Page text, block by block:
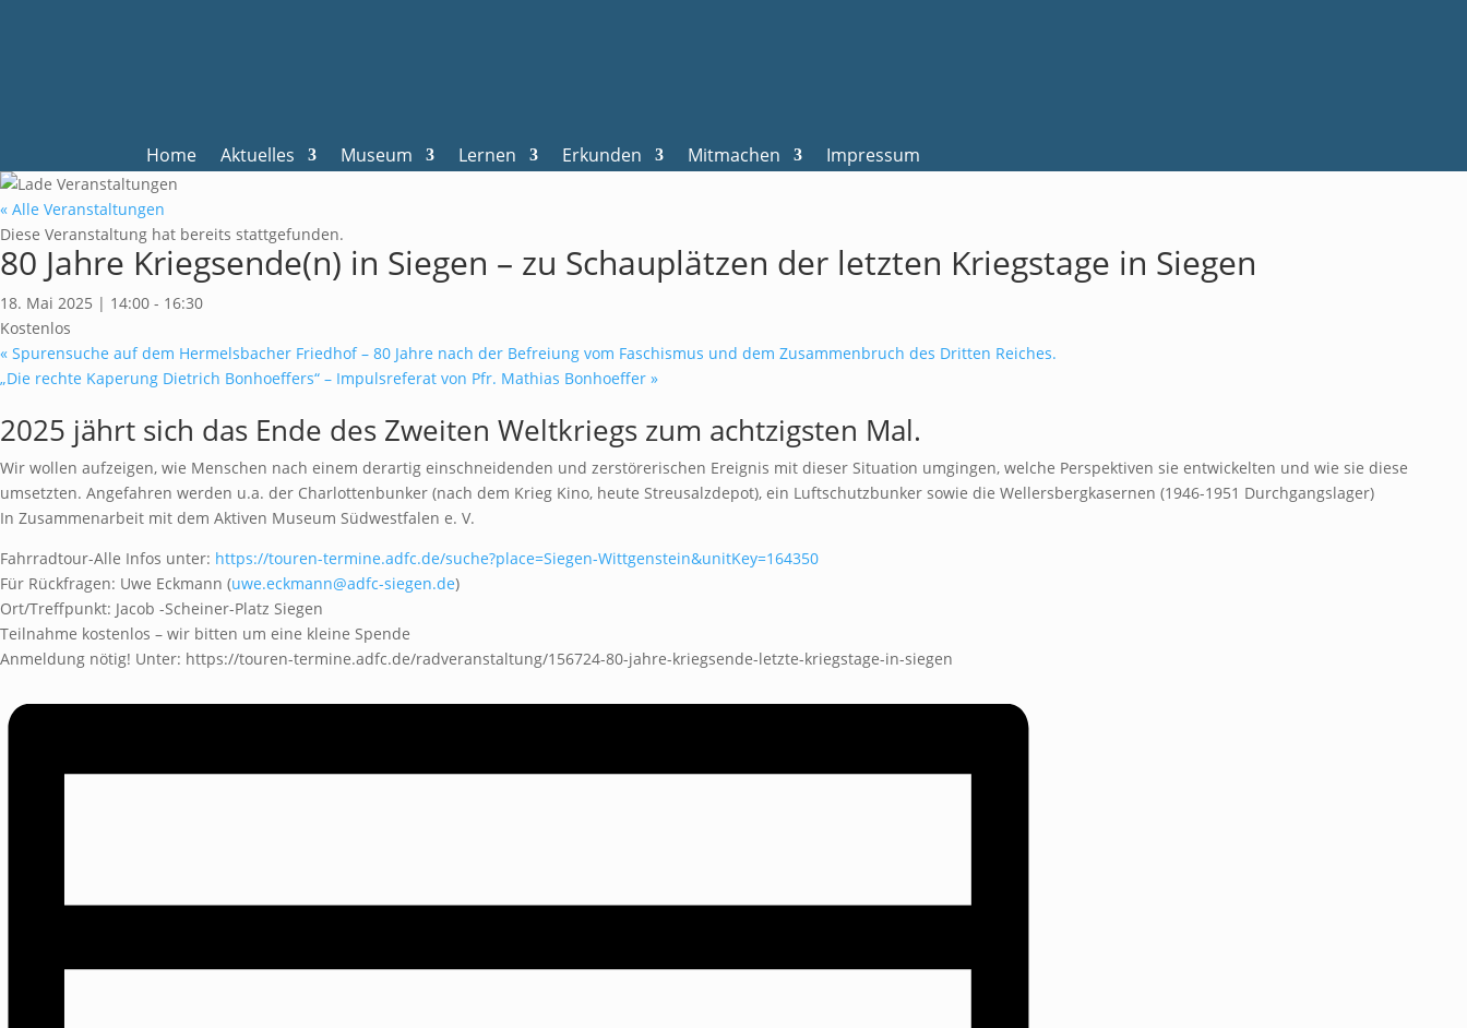
Home Aktuelles Museum Lernen Erkunden Mitmachen Impressum
« Alle Veranstaltungen
Diese Veranstaltung hat bereits stattgefunden.
80 Jahre Kriegsende(n) in Siegen – zu Schauplätzen der letzten Kriegstage in Siegen
18. Mai 2025 | 14:00 - 16:30
Kostenlos
« Spurensuche auf dem Hermelsbacher Friedhof – 80 Jahre nach der Befreiung vom Faschismus und dem Zusammenbruch des Dritten Reiches.
„Die rechte Kaperung Dietrich Bonhoeffers“ – Impulsreferat von Pfr. Mathias Bonhoeffer »
2025 jährt sich das Ende des Zweiten Weltkriegs zum achtzigsten Mal.
Wir wollen aufzeigen, wie Menschen nach einem derartig einschneidenden und zerstörerischen Ereignis mit dieser Situation umgingen, welche Perspektiven sie entwickelten und wie sie diese
umsetzten. Angefahren werden u.a. der Charlottenbunker (nach dem Krieg Kino, heute Streusalzdepot), ein Luftschutzbunker sowie die Wellersbergkasernen (1946-1951 Durchgangslager)
In Zusammenarbeit mit dem Aktiven Museum Südwestfalen e. V.
Fahrradtour-Alle Infos unter: https://touren-termine.adfc.de/suche?place=Siegen-Wittgenstein&unitKey=164350
Für Rückfragen: Uwe Eckmann (uwe.eckmann@adfc-siegen.de)
Ort/Treffpunkt: Jacob -Scheiner-Platz Siegen
Teilnahme kostenlos – wir bitten um eine kleine Spende
Anmeldung nötig! Unter: https://touren-termine.adfc.de/radveranstaltung/156724-80-jahre-kriegsende-letzte-kriegstage-in-siegen